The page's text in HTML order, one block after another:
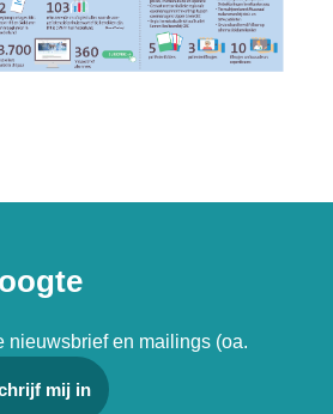
nieuwsbrief en mailings (oa.
mij in